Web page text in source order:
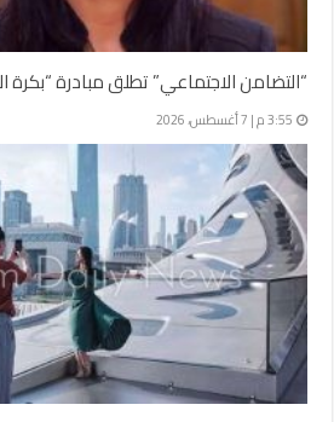
“التضامن الاجتماعي” تطلق مبادرة “بكرة
3:55 م | 7 أغسطس، 2026